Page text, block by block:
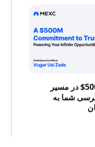
سپرده گذاری 500M$ در مسیر
شما به